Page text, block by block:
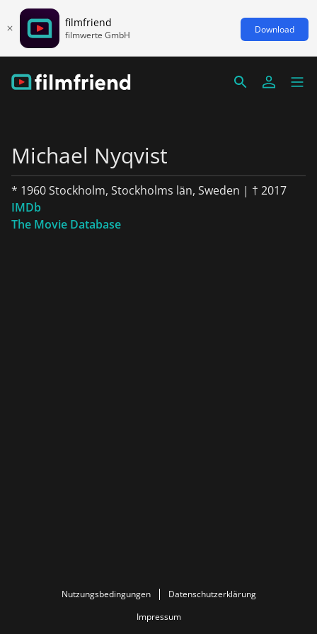
filmfriend
filmwerte GmbH Download
Michael Nyqvist
* 1960 Stockholm, Stockholms län, Sweden | † 2017
IMDb
The Movie Database
Nutzungsbedingungen
Datenschutzerklärung
Impressum